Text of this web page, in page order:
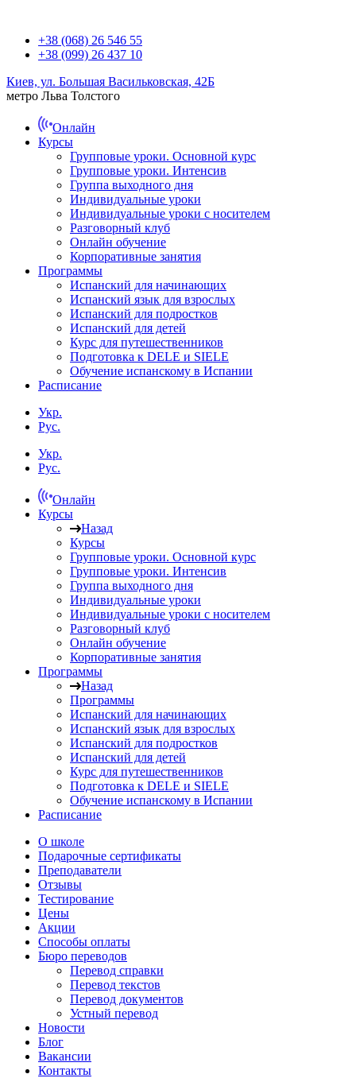
+38 (068) 26 546 55
+38 (099) 26 437 10
Киев, ул. Большая Васильковская, 42Б
метро Льва Толстого
Онлайн
Курсы
Групповые уроки. Основной курс
Групповые уроки. Интенсив
Группа выходного дня
Индивидуальные уроки
Индивидуальные уроки с носителем
Разговорный клуб
Онлайн обучение
Корпоративные занятия
Программы
Испанский для начинающих
Испанский язык для взрослых
Испанский для подростков
Испанский для детей
Курс для путешественников
Подготовка к DELE и SIELE
Обучение испанскому в Испании
Расписание
Укр.
Рус.
Укр.
Рус.
Онлайн
Курсы
Назад
Курсы
Групповые уроки. Основной курс
Групповые уроки. Интенсив
Группа выходного дня
Индивидуальные уроки
Индивидуальные уроки с носителем
Разговорный клуб
Онлайн обучение
Корпоративные занятия
Программы
Назад
Программы
Испанский для начинающих
Испанский язык для взрослых
Испанский для подростков
Испанский для детей
Курс для путешественников
Подготовка к DELE и SIELE
Обучение испанскому в Испании
Расписание
О школе
Подарочные сертификаты
Преподаватели
Отзывы
Тестирование
Цены
Акции
Способы оплаты
Бюро переводов
Перевод справки
Перевод текстов
Перевод документов
Устный перевод
Новости
Блог
Вакансии
Контакты